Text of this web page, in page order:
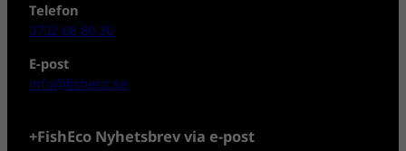
Telefon
0702-08 80 30
E-post
info@fisheco.se
+FishEco Nyhetsbrev via e-post